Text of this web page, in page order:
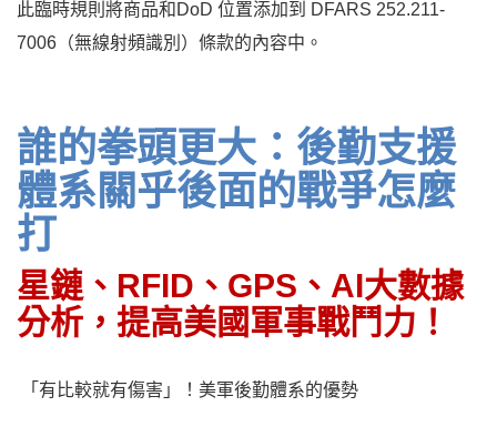
此臨時規則將商品和DoD 位置添加到 DFARS 252.211-
7006（無線射頻識別）條款的內容中。
誰的拳頭更大：後勤支援
體系關乎後面的戰爭怎麼
打
星鏈、RFID、GPS、AI大數據
分析，提高美國軍事戰鬥力！
「有比較就有傷害」！美軍後勤體系的優勢